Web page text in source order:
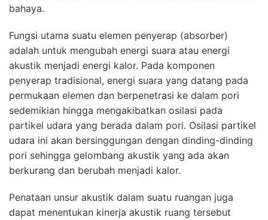
bahaya.
Fungsi utama suatu elemen penyerap (absorber)
adalah untuk mengubah energi suara atau energi
akustik menjadi energi kalor. Pada komponen
penyerap tradisional, energi suara yang datang pada
permukaan elemen dan berpenetrasi ke dalam pori
sedemikian hingga mengakibatkan osilasi pada
partikel udara yang berada dalam pori. Osilasi partikel
udara ini akan bersinggungan dengan dinding-dinding
pori sehingga gelombang akustik yang ada akan
berkurang dan berubah menjadi kalor.
Penataan unsur akustik dalam suatu ruangan juga
dapat menentukan kinerja akustik ruang tersebut